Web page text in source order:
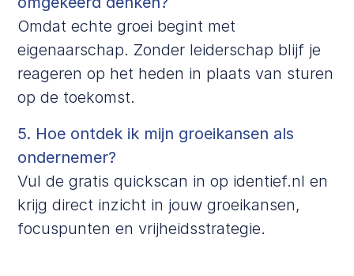
Omdat echte groei begint met
eigenaarschap. Zonder leiderschap blijf je
reageren op het heden in plaats van sturen
op de toekomst.
5. Hoe ontdek ik mijn groeikansen als
ondernemer?
Vul de gratis quickscan in op identief.nl en
krijg direct inzicht in jouw groeikansen,
focuspunten en vrijheidsstrategie.